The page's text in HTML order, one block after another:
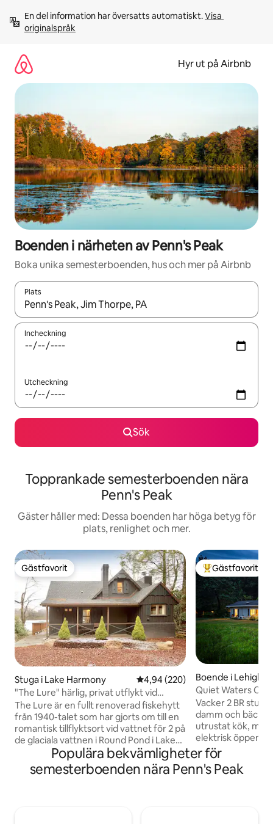
innehåll
En del information har översatts automatiskt. Visa
originalspråk
Hyr ut på Airbnb
Boenden i närheten av Penn's Peak
Boka unika semesterboenden, hus och mer på Airbnb
Plats
När resultaten är tillgängliga kan du navigera med upp- och
Incheckning
Utcheckning
Sök
Topprankade semesterboenden nära
Penn's Peak
Gäster håller med: Dessa boenden har höga betyg för
plats, renlighet och mer.
Gästfavorit
Gästfavorit
Stuga i Lake Harmony 4,94 av 5 i genomsnittligt
4,94 (220)
"The Lure" härlig, privat utflykt vid
vattnet
The Lure är en fullt renoverad fiskehytt
från 1940-talet som har gjorts om till en
romantisk tillflyktsort vid vattnet för 2 på
de glaciala vattnen i Round Pond i Lake
Harmony. Detta boende är utformat för
par och kombinerar vintagecharm med
modern njutning – privat bubbelpool
Populär
Gästfavorit
Boende i
Quiet Waters
vattnet!
Vacker 2 BR
damm och bäck.
utrustat kök,
elektrisk öppen
med
spel och ROKU-
sovrummet
Populära bekvämligheter för
semesterboenden nära Penn's Peak